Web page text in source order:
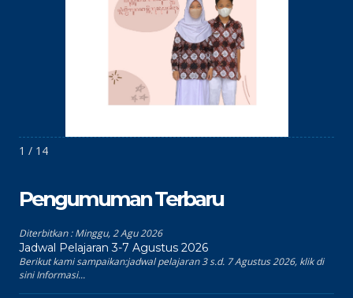
1 / 14
Pengumuman Terbaru
Diterbitkan :Minggu, 2 Agu 2026
Jadwal Pelajaran 3-7 Agustus 2026
Berikut kami sampaikan:jadwal pelajaran 3 s.d. 7 Agustus 2026, klik di
sini Informasi...